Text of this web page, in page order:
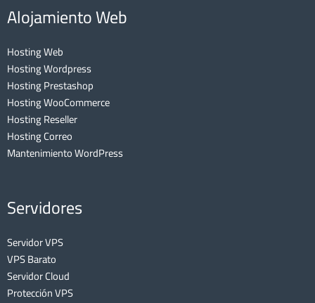
Alojamiento Web
Hosting Web
Hosting Wordpress
Hosting Prestashop
Hosting WooCommerce
Hosting Reseller
Hosting Correo
Mantenimiento WordPress
Servidores
Servidor VPS
VPS Barato
Servidor Cloud
Protección VPS